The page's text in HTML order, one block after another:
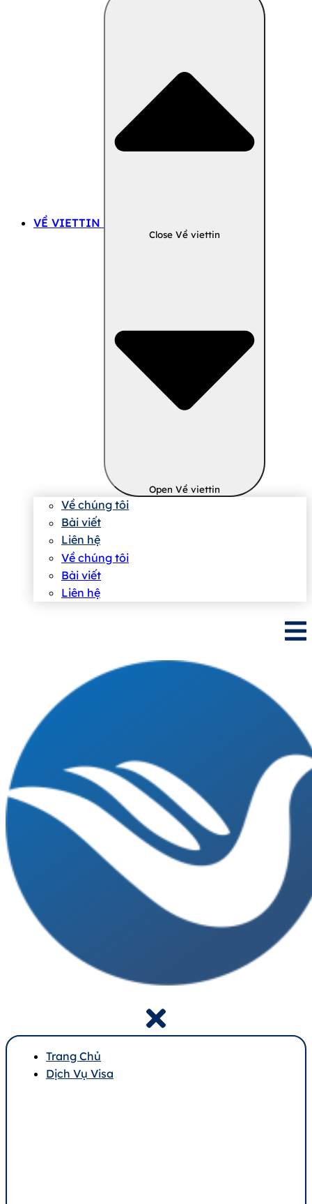
VỀ VIETTIN
Close Về viettin
Open Về viettin
Về chúng tôi
Bài viết
Liên hệ
Về chúng tôi
Bài viết
Liên hệ
Trang Chủ
Dịch Vụ Visa